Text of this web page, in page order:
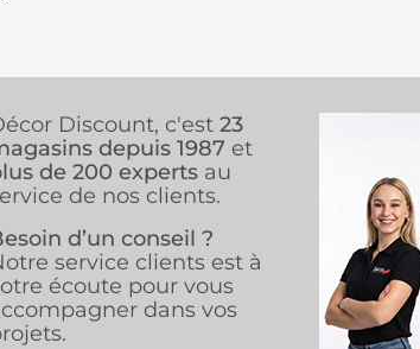
Discount, c'est 23
depuis 1987 et
de 200 experts au
de nos clients.
d’un conseil ?
service clients est à
écoute pour vous
dans vos